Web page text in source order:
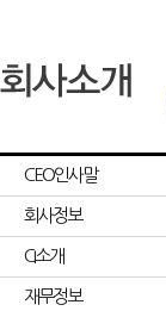
CEO인사말
회사정보
CI소개
재무정보